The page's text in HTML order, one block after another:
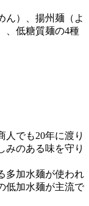
ん）、揚州麺（よ
、低糖質麺の4種
人でも20年に渡り
みのある味を守り
多加水麺が使われ
低加水麺が主流で